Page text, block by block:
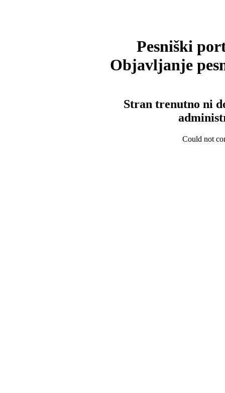
Pesniški
Objavljanje
Stran trenutno ni
Could not